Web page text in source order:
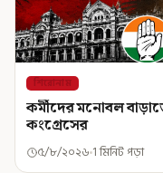
শিরোনাম
কর্মীদের মনোবল
কংগ্রেসের
৫/৮/২০২৬ 1 মিনিট পড়া